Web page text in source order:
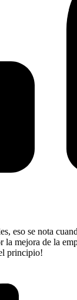
eso se nota
la mejora de la
principio!